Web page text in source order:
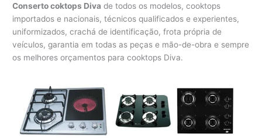
Conserto coktops Diva de todos os modelos, cooktops
importados e nacionais, técnicos qualificados e experientes,
uniformizados, crachá de identificação, frota própria de
veículos, garantia em todas as peças e mão-de-obra e sempre
os melhores orçamentos para cooktops Diva.